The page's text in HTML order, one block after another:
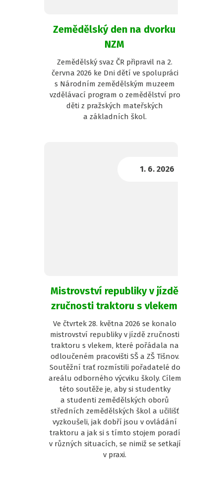
Zemědělský den na dvorku
NZM
Zemědělský svaz ČR připravil na 2.
června 2026 ke Dni dětí ve spolupráci
s Národním zemědělským muzeem
vzdělávací program o zemědělství pro
děti z pražských mateřských
a základních škol.
Mistrovství republiky v jízdě
zručnosti traktoru s vlekem
Ve čtvrtek 28. května 2026 se konalo
mistrovství republiky v jízdě zručnosti
traktoru s vlekem, které pořádala na
odloučeném pracovišti SŠ a ZŠ Tišnov.
Soutěžní trať rozmístili pořadatelé do
areálu odborného výcviku školy. Cílem
této soutěže je, aby si studentky
a studenti zemědělských oborů
středních zemědělských škol a učilišť
vyzkoušeli, jak dobří jsou v ovládání
traktoru a jak si s tímto stojem poradí
v různých situacích, se nimiž se setkají
v praxi.